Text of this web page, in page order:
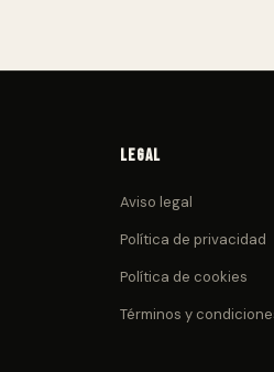
Legal
Aviso legal
Política de privacidad
Política de cookies
Términos y